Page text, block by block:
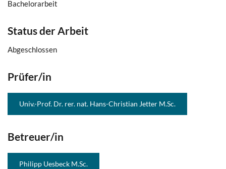
Bachelorarbeit
Status der Arbeit
Abgeschlossen
Prüfer/in
Univ.-Prof. Dr. rer. nat. Hans-Christian Jetter M.Sc.
Betreuer/in
Philipp Uesbeck M.Sc.